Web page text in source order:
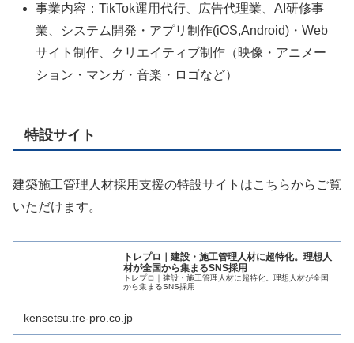
事業内容：TikTok運用代行、広告代理業、AI研修事
業、システム開発・アプリ制作(iOS,Android)・Web
サイト制作、クリエイティブ制作（映像・アニメー
ション・マンガ・音楽・ロゴなど）
特設サイト
建築施工管理人材採用支援の特設サイトはこちらからご覧
いただけます。
トレプロ｜建設・施工管理人材に超特化。理想人
材が全国から集まるSNS採用
トレプロ｜建設・施工管理人材に超特化。理想人材が全国
から集まるSNS採用
kensetsu.tre-pro.co.jp